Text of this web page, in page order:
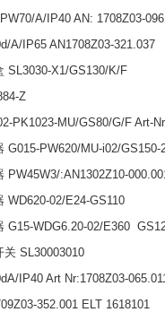
PW70/A/IP40 AN: 1708Z03-
A/IP65 AN1708Z03-321.037
SL3030-X1/GS130/K/F
Z
PK1023-MU/GS80/G/F Art-
G015-PW620/MU-i02/
PW45W3/:AN1302Z10-
WD620-02/E24-GS110
G15-WDG6.20-02/
关 SL30003010
IP40 Art Nr:1708Z03-
352.001 ELT 1618101